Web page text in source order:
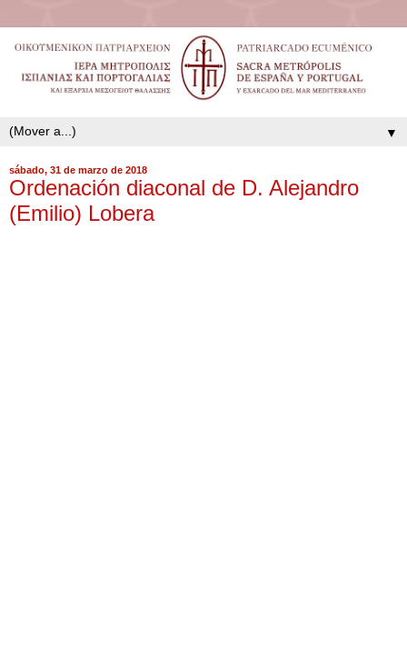
▼
sábado, 31 de marzo de 2018
Ordenación diaconal de D. Alejandro
(Emilio) Lobera